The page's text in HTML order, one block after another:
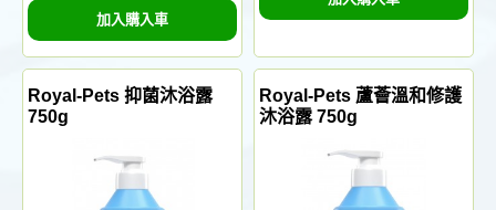
加入購入車
Royal-Pets 抑菌沐浴露
750g
Royal-Pets 蘆薈溫和修護
沐浴露 750g